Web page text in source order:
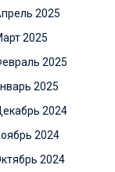
2025
2025
2025
2025
2024
2024
2024